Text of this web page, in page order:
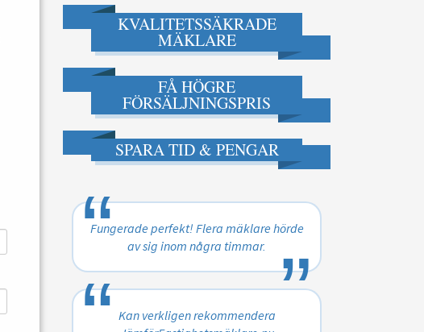
KVALITETSSÄKRADE
MÄKLARE
FÅ HÖGRE
FÖRSÄLJNINGSPRIS
SPARA TID & PENGAR
“
Fungerade perfekt! Flera mäklare hörde
av sig inom några timmar.
„
Kan verkligen rekommendera